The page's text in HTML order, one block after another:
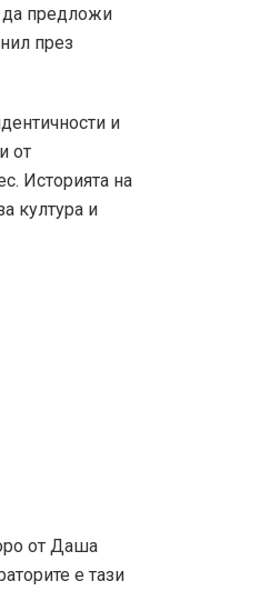
да предложи
през
и
от
Историята на
култура и
от Даша
е тази